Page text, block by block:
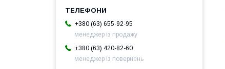
+380 (63) 655-92-95
менеджер із продажу
+380 (63) 420-82-60
менеджер із повернень